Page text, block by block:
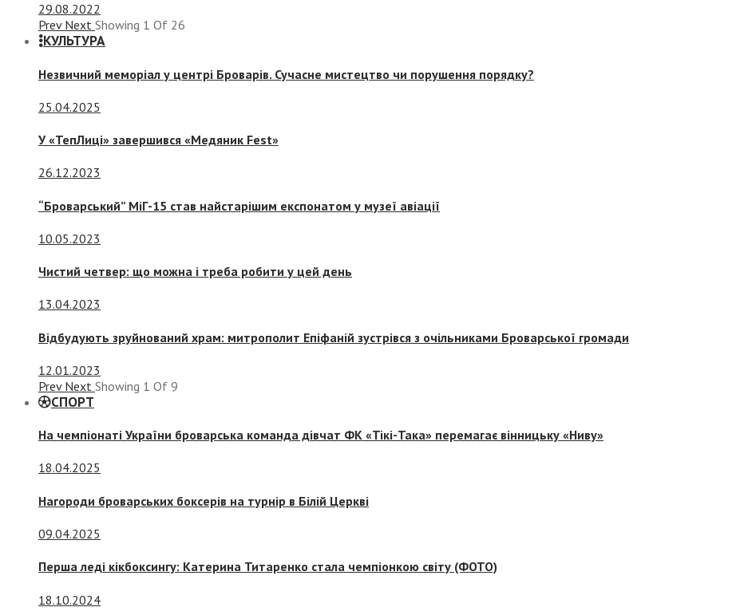
29.08.2022
Prev Next Showing 1 Of 26
КУЛЬТУРА
Незвичний меморіал у центрі Броварів. Сучасне мистецтво чи порушення порядку?
25.04.2025
У «ТепЛиці» завершився «Медяник Fest»
26.12.2023
“Броварський” МіГ-15 став найстарішим експонатом у музеї авіації
10.05.2023
Чистий четвер: що можна і треба робити у цей день
13.04.2023
Відбудують зруйнований храм: митрополит Епіфаній зустрівся з очільниками Броварської громади
12.01.2023
Prev Next Showing 1 Of 9
СПОРТ
На чемпіонаті України броварська команда дівчат ФК «Тікі-Така» перемагає вінницьку «Ниву»
18.04.2025
Нагороди броварських боксерів на турнір в Білій Церкві
09.04.2025
Перша леді кікбоксингу: Катерина Титаренко стала чемпіонкою світу (ФОТО)
18.10.2024